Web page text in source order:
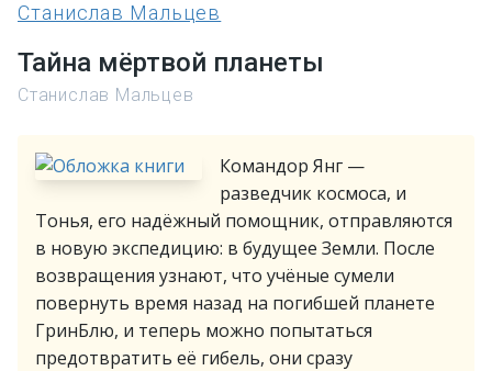
Станислав Мальцев
Тайна мёртвой планеты
Станислав Мальцев
Командор Янг —
разведчик космоса, и
Тонья, его надёжный помощник, отправляются
в новую экспедицию: в будущее Земли. После
возвращения узнают, что учёные сумели
повернуть время назад на погибшей планете
ГринБлю, и теперь можно попытаться
предотвратить её гибель, они сразу